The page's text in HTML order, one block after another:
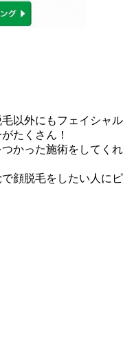
以外にもフェイシャル
たくさん！
かった施術をしてくれ
顔脱毛をしたい人にピ